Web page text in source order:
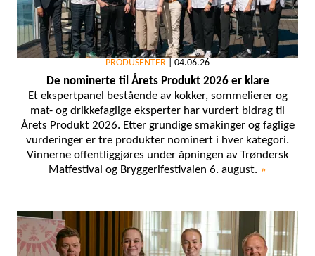
PRODUSENTER 04.06.26
De nominerte til Årets Produkt 2026 er klare
Et ekspertpanel bestående av kokker, sommelierer og
mat- og drikkefaglige eksperter har vurdert bidrag til
Årets Produkt 2026. Etter grundige smakinger og faglige
vurderinger er tre produkter nominert i hver kategori.
Vinnerne offentliggjøres under åpningen av Trøndersk
Matfestival og Bryggerifestivalen 6. august. »